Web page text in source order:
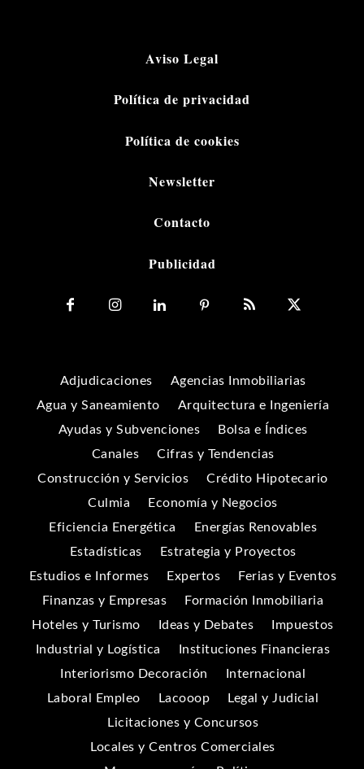
Aviso Legal
Política de privacidad
Política de cookies
Newsletter
Contacto
Publicidad
Adjudicaciones
Agencias Inmobiliarias
Agua y Saneamiento
Arquitectura e Ingeniería
Ayudas y Subvenciones
Bolsa e Índices
Canales
Cifras y Tendencias
Construcción y Servicios
Crédito Hipotecario
Culmia
Economía y Negocios
Eficiencia Energética
Energías Renovables
Estadísticas
Estrategia y Proyectos
Estudios e Informes
Expertos
Ferias y Eventos
Finanzas y Empresas
Formación Inmobiliaria
Hoteles y Turismo
Ideas y Debates
Impuestos
Industrial y Logística
Instituciones Financieras
Interiorismo Decoración
Internacional
Laboral Empleo
Lacooop
Legal y Judicial
Licitaciones y Concursos
Locales y Centros Comerciales